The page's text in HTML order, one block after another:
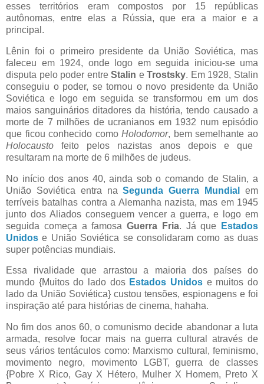
esses territórios eram compostos por 15 repúblicas
autônomas, entre elas a Rússia, que era a maior e a
principal.
Lênin foi o primeiro presidente da União Soviética, mas
faleceu em 1924, onde logo em seguida iniciou-se uma
disputa pelo poder entreStalin eTrostsky. Em 1928, Stalin
conseguiu o poder, se tornou o novo presidente da União
Soviética e logo em seguida se transformou em um dos
maios sanguinários ditadores da história, tendo causado a
morte de 7 milhões de ucranianos em 1932 num episódio
que ficou conhecido comoHolodomor, bem semelhante ao
Holocausto feito pelos nazistas anos depois e que
resultaram na morte de 6 milhões de judeus.
No início dos anos 40, ainda sob o comando de Stalin, a
União Soviética entra naSegunda Guerra Mundial
em
terríveis batalhas contra a Alemanha nazista, mas em 1945
junto dos Aliados conseguem vencer a guerra, e logo em
seguida começa a famosa Guerra Fria. Já que
Estados
Unidos e União Soviética se consolidaram como as duas
super potências mundiais.
Essa rivalidade que arrastou a maioria dos países do
mundo {Muitos do lado dos Estados Unidos e muitos do
lado da União Soviética} custou tensões, espionagens e foi
inspiração até para histórias de cinema, hahaha.
No fim dos anos 60, o comunismo decide abandonar a luta
armada, resolve focar mais na guerra cultural através de
seus vários tentáculos como: Marxismo cultural, feminismo,
movimento negro, movimento LGBT, guerra de classes
{Pobre X Rico, Gay X Hétero, Mulher X Homem, Preto X